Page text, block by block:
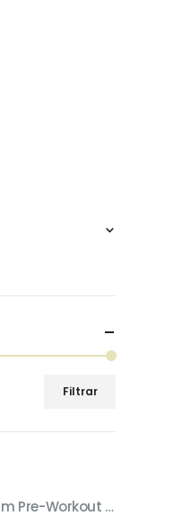
Filtrar
Platinum Pre-Workout – Pre-Entreno de Máximo Rendimiento (Sabor Fruit Punch, 420 g)